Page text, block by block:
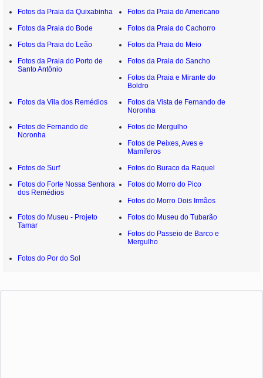
Fotos da Praia da Quixabinha
Fotos da Praia do Americano
Fotos da Praia do Bode
Fotos da Praia do Cachorro
Fotos da Praia do Leão
Fotos da Praia do Meio
Fotos da Praia do Porto de
Santo Antônio
Fotos da Praia do Sancho
Fotos da Praia e Mirante do
Boldro
Fotos da Vila dos Remédios
Fotos da Vista de Fernando de
Noronha
Fotos de Fernando de
Noronha
Fotos de Mergulho
Fotos de Peixes, Aves e
Mamíferos
Fotos de Surf
Fotos do Buraco da Raquel
Fotos do Forte Nossa Senhora
dos Remédios
Fotos do Morro do Pico
Fotos do Morro Dois Irmãos
Fotos do Museu - Projeto
Tamar
Fotos do Museu do Tubarão
Fotos do Passeio de Barco e
Mergulho
Fotos do Por do Sol